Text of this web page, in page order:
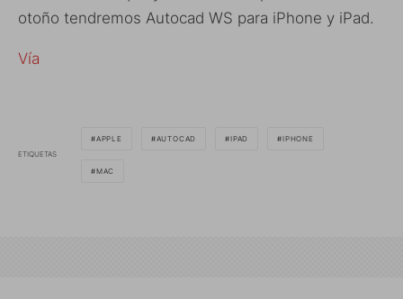
otoño tendremos Autocad WS para iPhone y iPad.
Vía
ETIQUETAS
APPLE AUTOCAD IPAD IPHONE
MAC